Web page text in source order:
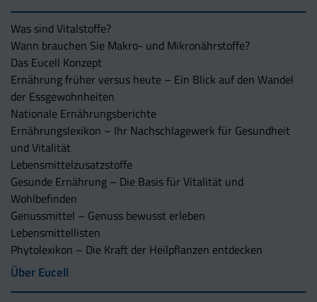
Was sind Vitalstoffe?
Wann brauchen Sie Makro- und Mikronährstoffe?
Das Eucell Konzept
Ernährung früher versus heute – Ein Blick auf den Wandel
der Essgewohnheiten
Nationale Ernährungsberichte
Ernährungslexikon – Ihr Nachschlagewerk für Gesundheit
und Vitalität
Lebensmittelzusatzstoffe
Gesunde Ernährung – Die Basis für Vitalität und
Wohlbefinden
Genussmittel – Genuss bewusst erleben
Lebensmittellisten
Phytolexikon – Die Kraft der Heilpflanzen entdecken
Über Eucell